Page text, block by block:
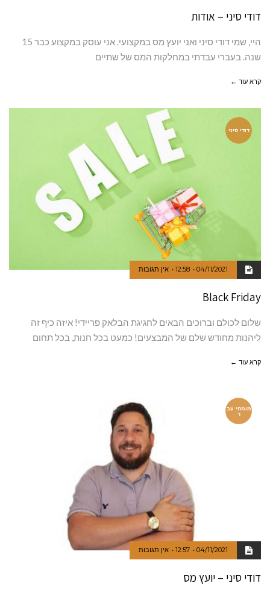
דודי סיני – אודות
היי, שמי דודי סיני ואני יועץ מס במקצועי. אני עוסק במקצוע כבר 15
שנה. בעברי עבדתי במחלקות המס של שתיים
קרא עוד ←
דודי סיני
04/11/2021
12:58 אין תגובות
Black Friday
שלום לכולם וברוכים הבאים לחגיגת הבלאק פריידי! איזה כיף זה
ליהנות מחודש שלם של המבצעים! כמעט בכל חנות, בכל תחום
קרא עוד ←
מומחי עב
ר
04/11/2021
12:57 אין תגובות
דודי סיני – יועץ מס